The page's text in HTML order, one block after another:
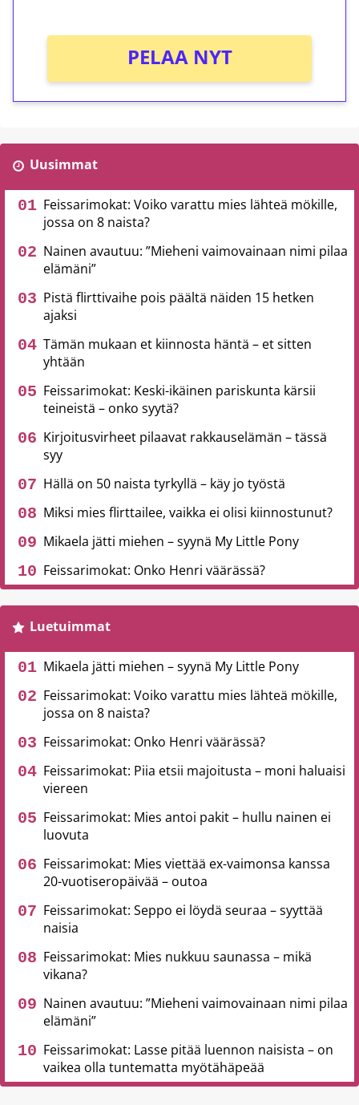
PELAA NYT
Uusimmat
Feissarimokat: Voiko varattu mies lähteä mökille,
jossa on 8 naista?
Nainen avautuu: ”Mieheni vaimovainaan nimi pilaa
elämäni”
Pistä flirttivaihe pois päältä näiden 15 hetken
ajaksi
Tämän mukaan et kiinnosta häntä – et sitten
yhtään
Feissarimokat: Keski-ikäinen pariskunta kärsii
teineistä – onko syytä?
Kirjoitusvirheet pilaavat rakkauselämän – tässä
syy
Hällä on 50 naista tyrkyllä – käy jo työstä
Miksi mies flirttailee, vaikka ei olisi kiinnostunut?
Mikaela jätti miehen – syynä My Little Pony
Feissarimokat: Onko Henri väärässä?
Luetuimmat
Mikaela jätti miehen – syynä My Little Pony
Feissarimokat: Voiko varattu mies lähteä mökille,
jossa on 8 naista?
Feissarimokat: Onko Henri väärässä?
Feissarimokat: Piia etsii majoitusta – moni haluaisi
viereen
Feissarimokat: Mies antoi pakit – hullu nainen ei
luovuta
Feissarimokat: Mies viettää ex-vaimonsa kanssa
20-vuotiseropäivää – outoa
Feissarimokat: Seppo ei löydä seuraa – syyttää
naisia
Feissarimokat: Mies nukkuu saunassa – mikä
vikana?
Nainen avautuu: ”Mieheni vaimovainaan nimi pilaa
elämäni”
Feissarimokat: Lasse pitää luennon naisista – on
vaikea olla tuntematta myötähäpeää